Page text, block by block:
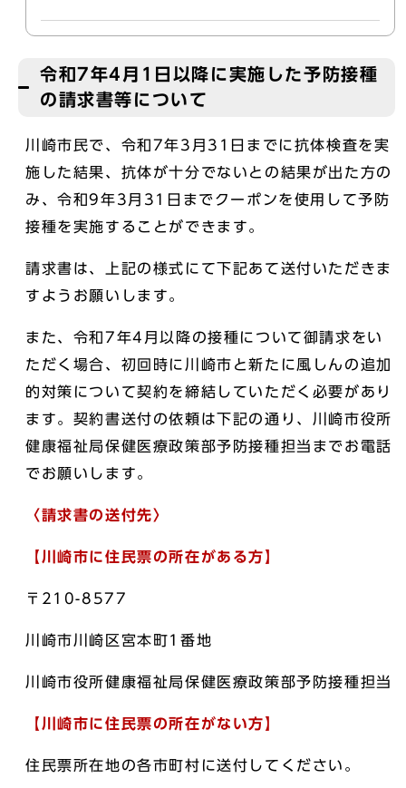
令和7年4月1日以降に実施した予防接種
の請求書等について
川崎市民で、令和7年3月31日までに抗体検査を実
施した結果、抗体が十分でないとの結果が出た方の
み、令和9年3月31日までクーポンを使用して予防
接種を実施することができます。
請求書は、上記の様式にて下記あて送付いただきま
すようお願いします。
また、令和7年4月以降の接種について御請求をい
ただく場合、初回時に川崎市と新たに風しんの追加
的対策について契約を締結していただく必要があり
ます。契約書送付の依頼は下記の通り、川崎市役所
健康福祉局保健医療政策部予防接種担当までお電話
でお願いします。
〈請求書の送付先〉
【川崎市に住民票の所在がある方】
〒210-8577
川崎市川崎区宮本町1番地
川崎市役所健康福祉局保健医療政策部予防接種担当
【川崎市に住民票の所在がない方】
住民票所在地の各市町村に送付してください。